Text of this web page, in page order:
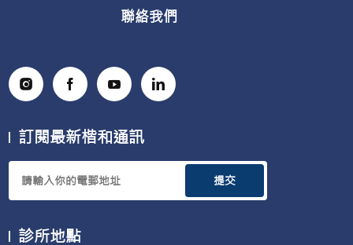
聯絡我們
訂閱最新楷和通訊
提交
診所地點